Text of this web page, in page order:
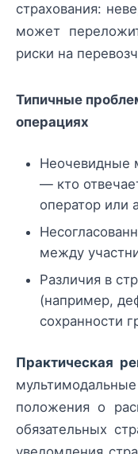
страхования:
может
риски на
Типичные
операциях
Неочевидные
— кто
оператор или
между
Различия в
(например,
сохранности
Практическая
положения о
обязательных